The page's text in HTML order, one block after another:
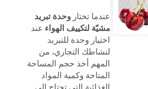
عندما تختاروحدة تبريد
مشيّة لتكييف الهواءعند
اختيار وحدة للتبريد
لنشاطك التجاري، من
المهم أخذ حجم المساحة
المتاحة وكمية المواد
الغذائية التي تحتاج إلى